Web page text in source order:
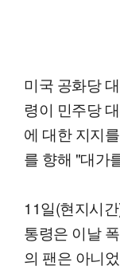
미국 공화당
령이 민주당
에 대한 지지
를 향해 "대가
11일(현지시
통령은 이날
의 팬은 아니